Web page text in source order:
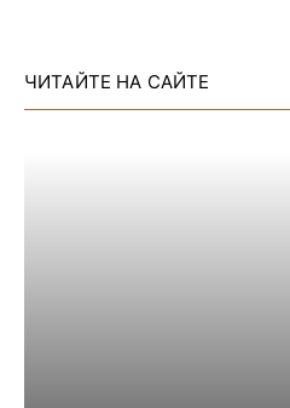
ЧИТАЙТЕ НА САЙТЕ